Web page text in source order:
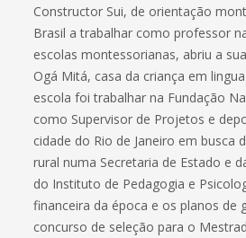
Constructor Sui, de orientação
Brasil a trabalhar como professor
escolas montessorianas, abriu a
Ogá Mitá, casa da criança em
escola foi trabalhar na Fundação
como Supervisor de Projetos e
cidade do Rio de Janeiro em busca
rural numa Secretaria de Estado e
do Instituto de Pedagogia e
financeira da época e os planos de
concurso de seleção para o